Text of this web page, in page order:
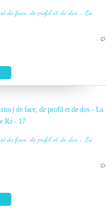
…
de face, de profil et de dos - La
Ré - 17
…